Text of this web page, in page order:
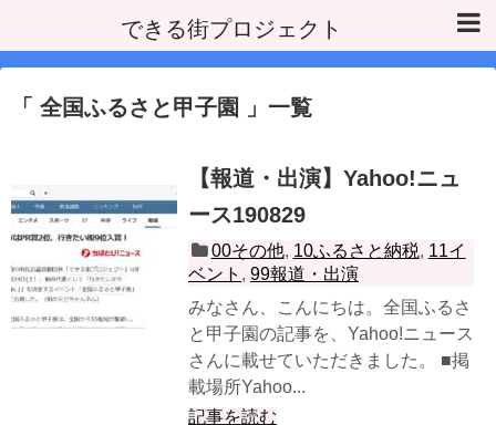
できる街プロジェクト
全国ふるさと甲子園 一覧
【報道・出演】Yahoo!ニュ
ース190829
00その他, 10ふるさと納税, 11イ
ベント , 99報道・出演
みなさん、こんにちは。全国ふるさ
と甲子園の記事を、Yahoo!ニュース
さんに載せていただきました。 ■掲
載場所Yahoo...
記事を読む